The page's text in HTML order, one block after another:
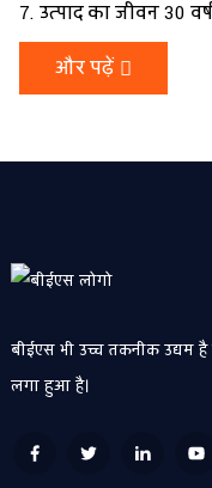
7. उत्पाद का जीवन 30
और पढ़ें
बीईएस भी उच्च तकनीक उद्यम है
लगा हुआ है।